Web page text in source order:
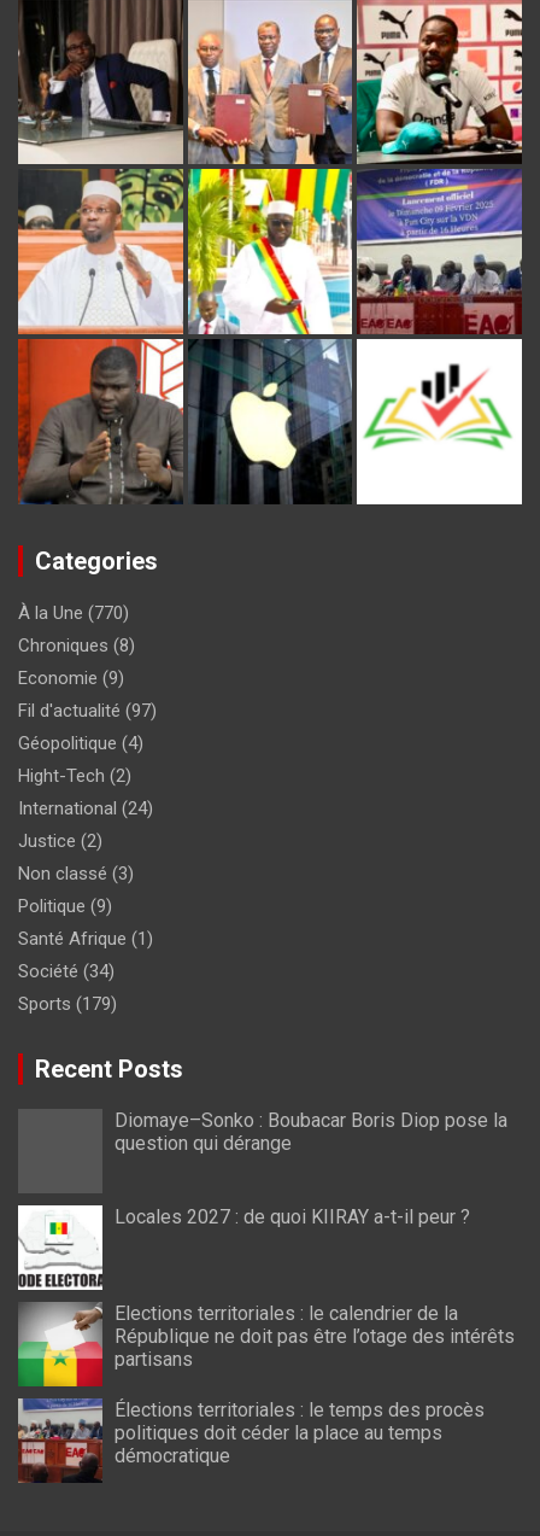
Categories
À la Une (770)
Chroniques (8)
Economie (9)
Fil d'actualité (97)
Géopolitique (4)
Hight-Tech (2)
International (24)
Justice (2)
Non classé (3)
Politique (9)
Santé Afrique (1)
Société (34)
Sports (179)
Recent Posts
Diomaye–Sonko : Boubacar Boris Diop pose la
question qui dérange
Locales 2027 : de quoi KIIRAY a-t-il peur ?
Elections territoriales : le calendrier de la
République ne doit pas être l’otage des intérêts
partisans
Élections territoriales : le temps des procès
politiques doit céder la place au temps
démocratique